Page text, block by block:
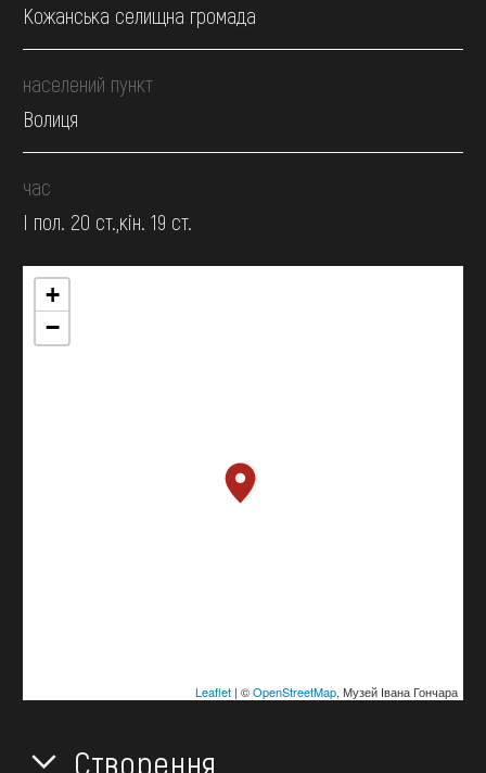
Кожанська селищна громада
населений пункт
Волиця
час
І пол. 20 ст.,кін. 19 ст.
+
−
Leaflet| ©OpenStreetMap, Музей Івана Гончара
Створення